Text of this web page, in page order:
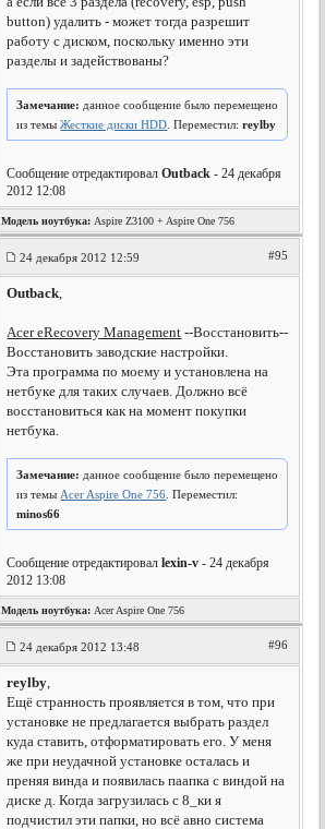
button) удалить - может тогда разрешит
работу с диском, поскольку именно эти
разделы и задействованы?
Замечание: данное сообщение было перемещено
из темыЖесткие диски HDD . Переместил:reylby
Сообщение отредактировалOutback - 24 декабря
2012 12:08
Модель ноутбука: Aspire Z3100 + Aspire One 756
24 декабря 2012 12:59 #95
Outback,
Acer eRecovery Management --Восстановить--
Восстановить заводские настройки.
Эта программа по моему и установлена на
нетбуке для таких случаев. Должно всё
восстановиться как на момент покупки
нетбука.
Замечание: данное сообщение было перемещено
из темы Acer Aspire One 756 . Переместил:
minos66
Сообщение отредактировалlexin-v - 24 декабря
2012 13:08
Модель ноутбука: Acer Aspire One 756
24 декабря 2012 13:48 #96
reylby,
Ещё странность проявляется в том, что при
установке не предлагается выбрать раздел
куда ставить, отформатировать его. У меня
же при неудачной установке осталась и
преняя винда и появилась паапка с виндой на
диске д. Когда загрузилась с 8_ки я
подчистил эти папки, но всё авно система